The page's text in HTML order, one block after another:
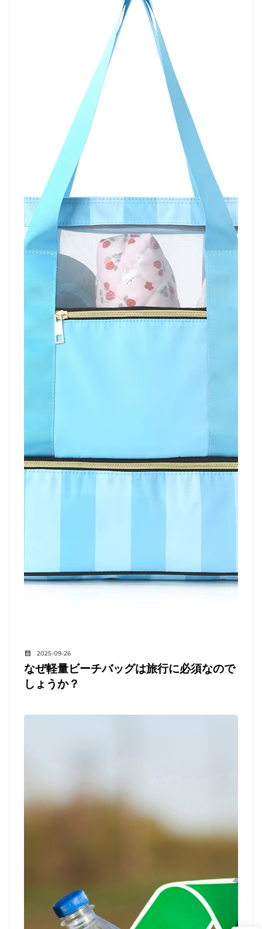
2025-09-26
なぜ軽量ビーチバッグは旅行に必須なので
しょうか？